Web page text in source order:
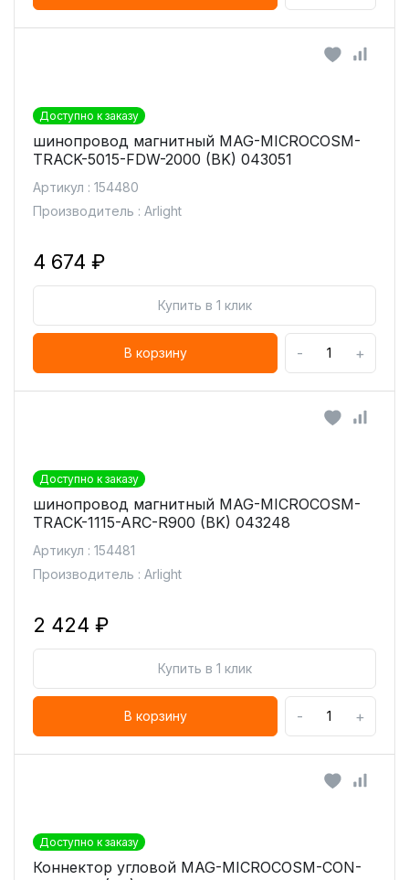
Доступно к заказу
шинопровод магнитный MAG-MICROCOSM-
TRACK-5015-FDW-2000 (BK) 043051
Артикул : 154480
Производитель : Arlight
4 674 ₽
Купить в 1 клик
В корзину - +
Доступно к заказу
шинопровод магнитный MAG-MICROCOSM-
TRACK-1115-ARC-R900 (BK) 043248
Артикул : 154481
Производитель : Arlight
2 424 ₽
Купить в 1 клик
В корзину - +
Доступно к заказу
Коннектор угловой MAG-MICROCOSM-CON-